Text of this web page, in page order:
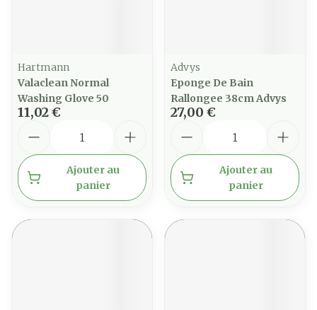
Hartmann
Valaclean Normal
Washing Glove 50
11,02 €
Ajouter au
panier
Advys
Eponge De Bain
Rallongee 38cm Advys
27,00 €
Ajouter au
panier